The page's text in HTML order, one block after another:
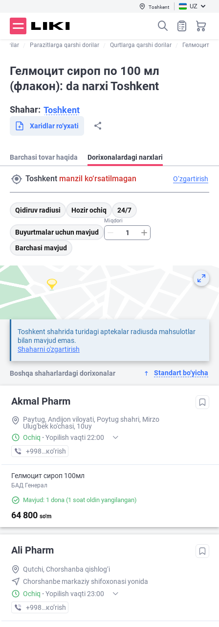
Toshkent UZ
dorilar Parazitlarga qarshi dorilar Qurtlarga qarshi dorilar Гелмоцит
Гелмоцит сироп по 100 мл
(флакон): da narxi Toshkent
Shahar: Toshkent
Xaridlar ro‘yxati
Barchasi tovar haqida Dorixonalardagi narxlari
Toshkent manzil ko‘rsatilmagan O‘zgartirish
Qidiruv radiusi Hozir ochiq 24/7
Buyurtmalar uchun mavjud
Miqdori
Barchasi mavjud
Toshkent shahrida turidagi aptekalar radiusda mahsulotlar
bilan mavjud emas.
Shaharni o'zgartirish
Boshqa shaharlardagi dorixonalar Standart bo‘yicha
Akmal Pharm
Paytug, Andijon viloyati, Poytug shahri, Mirzo
Ulug'bek ko'chasi, 10uy
Ochiq · Yopilish vaqti 22:00
+998 (90) XXX-XX-XX
кo’rish
Гелмоцит сироп 100мл
БАД Генерал
Mavjud: 1 dona (1 soat oldin yangilangan)
64 800 so'm
Ali Pharm
Qutchi, Chorshanba qishlog‘i
Chorshanbe markaziy shifoxonasi yonida
Ochiq · Yopilish vaqti 23:00
+998 (87) XXX-XX-XX
кo’rish